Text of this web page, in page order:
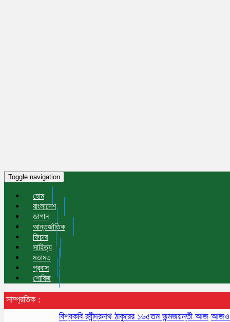
Toggle navigation
হোম
বাংলাদেশ
জাপান
আন্তর্জাতিক
ফিচার
সাহিত্য
মতামত
প্রবাস
শোবিজ
সাম্প্রতিক :
বিশ্বকবি রবীন্দ্রনাথ ঠাকুরের ১৬৫তম জন্মজয়ন্তী আজ আজও বায়ুদূষণে